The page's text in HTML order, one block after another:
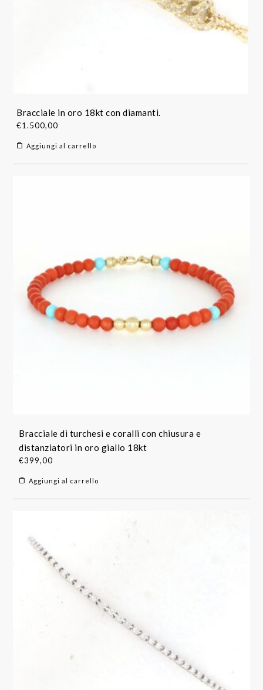
Bracciale in oro 18kt con diamanti.
€1.500,00
Aggiungi al carrello
Bracciale di turchesi e coralli con chiusura e
distanziatori in oro giallo 18kt
€399,00
Aggiungi al carrello